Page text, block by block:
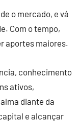
o mercado, e vá
Com o tempo,
aportes maiores.
conhecimento
ativos,
diante da
e alcançar